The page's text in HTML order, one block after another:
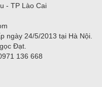
- TP Lào Cai
ngày 24/5/2013 tại Hà Nội.
Đạt.
136 668